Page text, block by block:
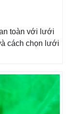
toàn với lưới
cách chọn lưới